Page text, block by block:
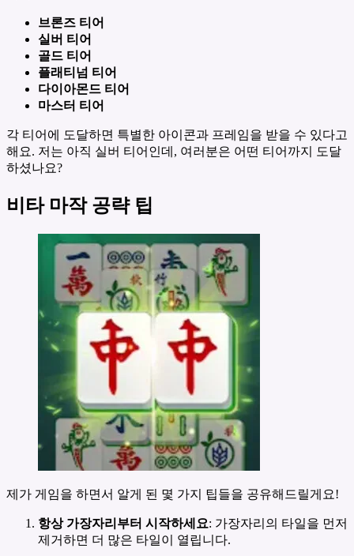
브론즈 티어
실버 티어
골드 티어
플래티넘 티어
다이아몬드 티어
마스터 티어
각 티어에 도달하면 특별한 아이콘과 프레임을 받을 수 있다고
해요. 저는 아직 실버 티어인데, 여러분은 어떤 티어까지 도달
하셨나요?
비타 마작 공략 팁
제가 게임을 하면서 알게 된 몇 가지 팁들을 공유해드릴게요!
항상 가장자리부터 시작하세요: 가장자리의 타일을 먼저
제거하면 더 많은 타일이 열립니다.